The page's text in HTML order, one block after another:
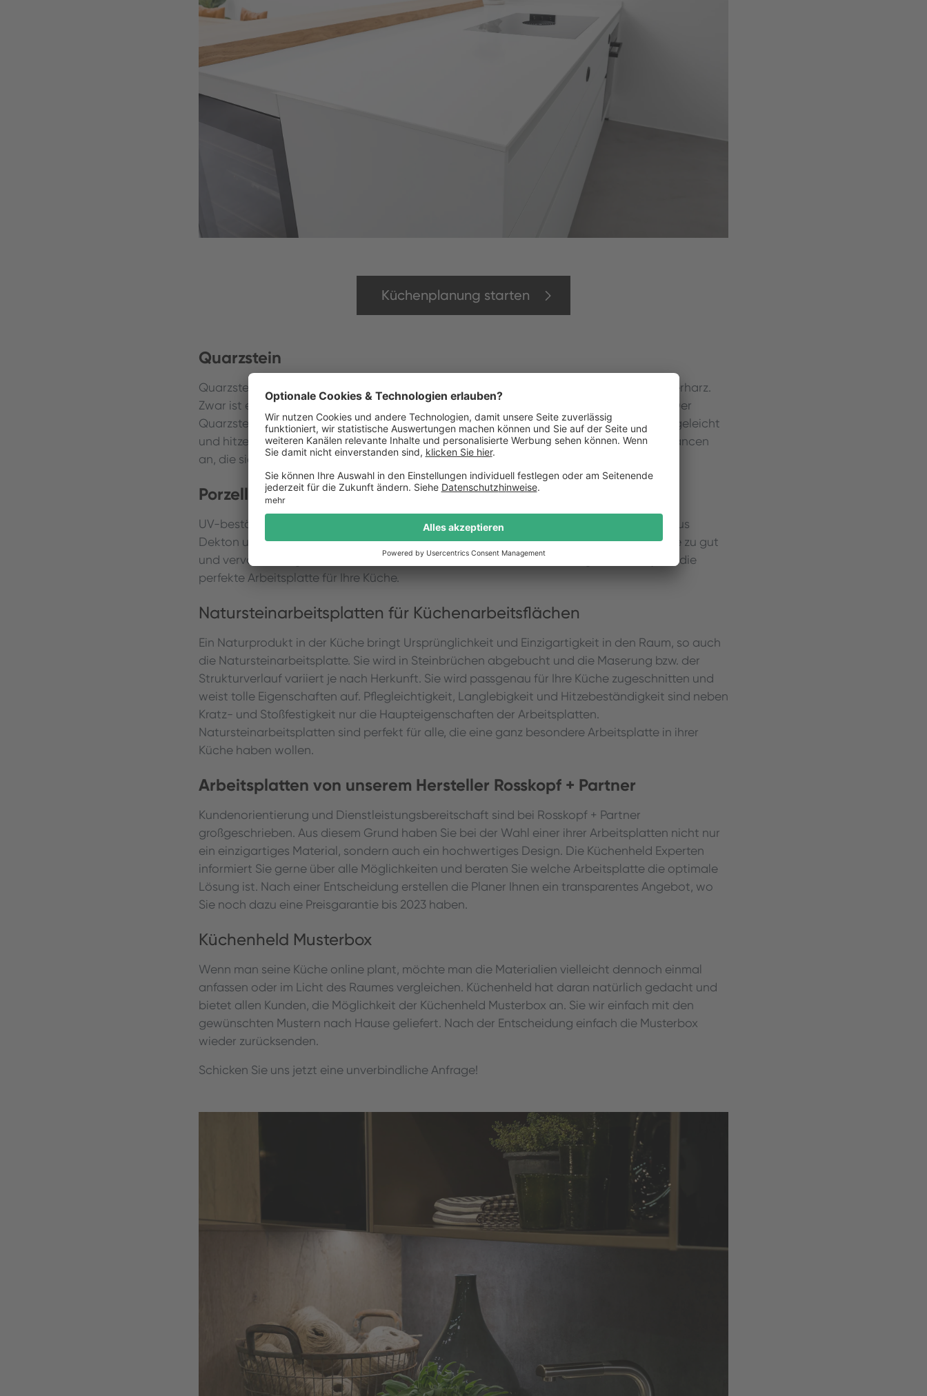
Küchenplanung starten
Quarzstein
Quarzstein ist ein Gemisch aus größtenteils natürlichem Quarz, Pigmenten und Polyesterharz.
Zwar ist er kein natürlicher Stein, aber besitzt alle positive Eigenschaften eines Steins. Der
Quarzstein bietet sogar einen höheren Härtegrad nebst der Tatsache, dass er sehr pflegeleicht
und hitzebeständig ist. Küchenheld bietet Ihnen Quarzstein in vielen verschiedenen Nuancen
an, die sicher zu Ihrem Küchenstil passen.
Porzellankeramikplatten aus Dekton und Neolith
UV-beständig, kratzfest und umweltfreundlich - das sind die Porzellankeramikplatten aus
Dekton und Neolith. All diese Eigenschaften kommen diesen Arbeitsplatten in der Küche zu gut
und vervollständigen das Küchenbild in luxuriöser Art und Weise. Konfigurieren Sie jetzt die
perfekte Arbeitsplatte für Ihre Küche.
Natursteinarbeitsplatten für Küchenarbeitsflächen
Ein Naturprodukt in der Küche bringt Ursprünglichkeit und Einzigartigkeit in den Raum, so auch
die Natursteinarbeitsplatte. Sie wird in Steinbrüchen abgebucht und die Maserung bzw. der
Strukturverlauf variiert je nach Herkunft. Sie wird passgenau für Ihre Küche zugeschnitten und
weist tolle Eigenschaften auf. Pflegleichtigkeit, Langlebigkeit und Hitzebeständigkeit sind neben
Kratz- und Stoßfestigkeit nur die Haupteigenschaften der Arbeitsplatten.
Natursteinarbeitsplatten sind perfekt für alle, die eine ganz besondere Arbeitsplatte in ihrer
Küche haben wollen.
Arbeitsplatten von unserem Hersteller Rosskopf + Partner
Kundenorientierung und Dienstleistungsbereitschaft sind bei Rosskopf + Partner
großgeschrieben. Aus diesem Grund haben Sie bei der Wahl einer ihrer Arbeitsplatten nicht nur
ein einzigartiges Material, sondern auch ein hochwertiges Design. Die Küchenheld Experten
informiert Sie gerne über alle Möglichkeiten und beraten Sie welche Arbeitsplatte die optimale
Lösung ist. Nach einer Entscheidung erstellen die Planer Ihnen ein transparentes Angebot, wo
Sie noch dazu eine Preisgarantie bis 2023 haben.
Küchenheld Musterbox
Wenn man seine Küche online plant, möchte man die Materialien vielleicht dennoch einmal
anfassen oder im Licht des Raumes vergleichen. Küchenheld hat daran natürlich gedacht und
bietet allen Kunden, die Möglichkeit der Küchenheld Musterbox an. Sie wir einfach mit den
gewünschten Mustern nach Hause geliefert. Nach der Entscheidung einfach die Musterbox
wieder zurücksenden.
Schicken Sie uns jetzt eine unverbindliche Anfrage!